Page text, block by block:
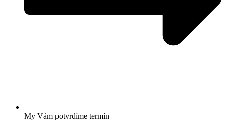
My Vám potvrdíme termín